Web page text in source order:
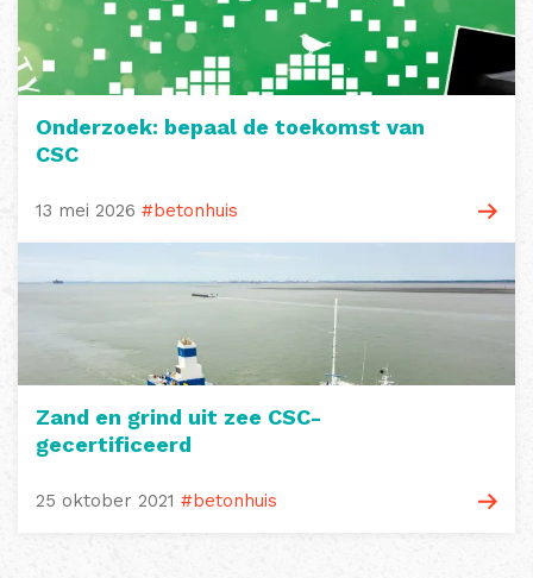
Onderzoek: bepaal de toekomst van
CSC
13 mei 2026 #betonhuis
Zand en grind uit zee CSC-
gecertificeerd
25 oktober 2021 #betonhuis